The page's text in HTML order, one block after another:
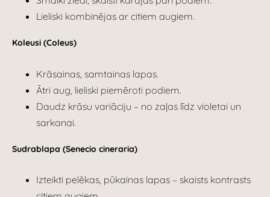
Lieliski kombinējas ar citiem augiem.
Koleusi (Coleus)
Krāsainas, samtainas lapas.
Ātri aug, lieliski piemēroti podiem.
Daudz krāsu variāciju – no zaļas līdz violetai un
sarkanai.
Sudrablapa (Senecio cineraria)
Izteikti pelēkas, pūkainas lapas – skaists kontrasts